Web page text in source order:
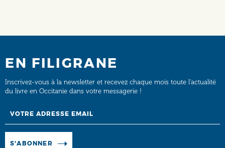
EN FILIGRANE
Inscrivez-vous à la newsletter et recevez chaque mois toute l’actualité
du livre en Occitanie dans votre messagerie !
S'ABONNER